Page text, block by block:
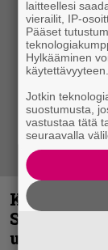
Shining
uudella
laitteellesi
vierailit, IP-
Pääset
Hylkääminen
käytettävyyteen.
Jotkin
suostumusta,
vastustaa tätä
seuraavalla